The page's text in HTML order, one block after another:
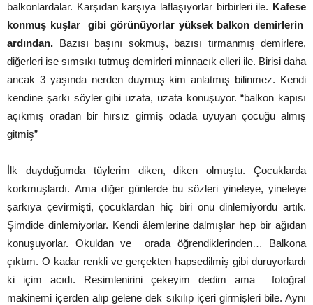
balkonlardalar. Karşıdan karşıya laflaşıyorlar birbirleri ile. Kafese
konmuş kuşlar gibi görünüyorlar yüksek balkon demirlerin
ardından. Bazısı başını sokmuş, bazısı tırmanmış demirlere,
diğerleri ise sımsıkı tutmuş demirleri minnacık elleri ile. Birisi daha
ancak 3 yaşında nerden duymuş kim anlatmış bilinmez. Kendi
kendine şarkı söyler gibi uzata, uzata konuşuyor. “balkon kapısı
açıkmış oradan bir hırsız girmiş odada uyuyan çocuğu almış
gitmiş”
İlk duyduğumda tüylerim diken, diken olmuştu. Çocuklarda
korkmuşlardı. Ama diğer günlerde bu sözleri yineleye, yineleye
şarkıya çevirmişti, çocuklardan hiç biri onu dinlemiyordu artık.
Şimdide dinlemiyorlar. Kendi âlemlerine dalmışlar hep bir ağıdan
konuşuyorlar. Okuldan ve orada öğrendiklerinden… Balkona
çıktım. O kadar renkli ve gerçekten hapsedilmiş gibi duruyorlardı
ki içim acıdı. Resimlenirini çekeyim dedim ama fotoğraf
makinemi içerden alıp gelene dek sıkılıp içeri girmişleri bile. Aynı